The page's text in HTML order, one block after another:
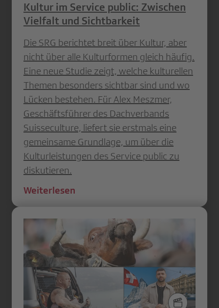
Kultur im Service public: Zwischen
Vielfalt und Sichtbarkeit
Die SRG berichtet breit über Kultur, aber
nicht über alle Kulturformen gleich häufig.
Eine neue Studie zeigt, welche kulturellen
Themen besonders sichtbar sind und wo
Lücken bestehen. Für Alex Meszmer,
Geschäftsführer des Dachverbands
Suisseculture, liefert sie erstmals eine
gemeinsame Grundlage, um über die
Kulturleistungen des Service public zu
diskutieren.
Weiterlesen